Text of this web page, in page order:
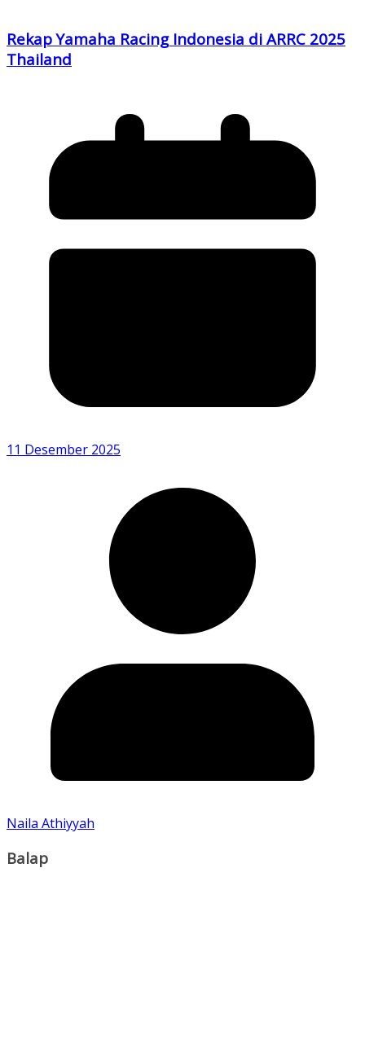
Rekap Yamaha Racing Indonesia di ARRC 2025
Thailand
11 Desember 2025
Naila Athiyyah
Balap